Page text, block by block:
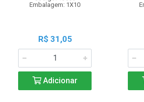
Embalagem: 1X10
R$ 31,05
Adicionar